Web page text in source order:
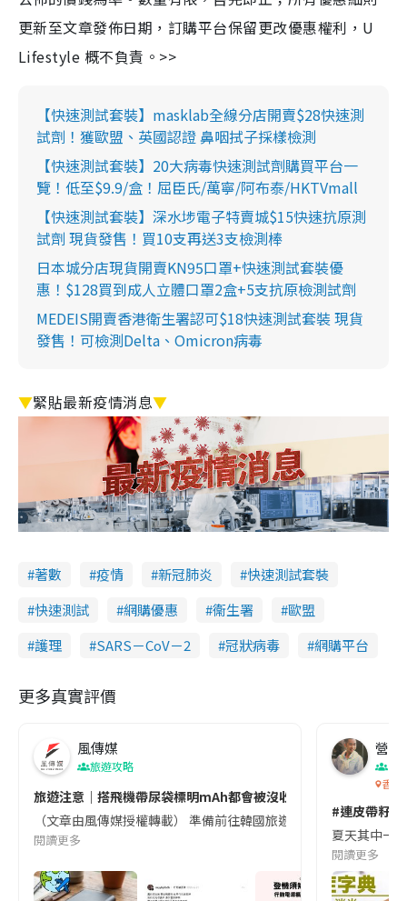
更新至文章發佈日期，訂購平台保留更改優惠權利，U
Lifestyle 概不負責。>>
【快速測試套裝】masklab全線分店開賣$28快速測
試劑！獲歐盟、英國認證 鼻咽拭子採樣檢測
【快速測試套裝】20大病毒快速測試劑購買平台一
覽！低至$9.9/盒！屈臣氏/萬寧/阿布泰/HKTVmall
【快速測試套裝】深水埗電子特賣城$15快速抗原測
試劑 現貨發售！買10支再送3支檢測棒
日本城分店現貨開賣KN95口罩+快速測試套裝優
惠！$128買到成人立體口罩2盒+5支抗原檢測試劑
MEDEIS開賣香港衛生署認可$18快速測試套裝 現貨
發售！可檢測Delta、Omicron病毒
▼緊貼最新疫情消息▼
著數 疫情 新冠肺炎
快速測試套裝
快速測試
網購優惠 衞生署
歐盟
護理
SARS－CoV－2 冠狀病毒 網購平台
更多真實評價
風傳媒
旅遊攻略
旅遊注意｜搭飛機帶尿袋標明mAh都會被沒收😱出發前切記檢查
（文章由風傳媒授權轉載） 準備前往韓國旅遊的民眾，近期要
閱讀更多
營養
香港
#連皮帶籽
夏天其中一
閱讀更多